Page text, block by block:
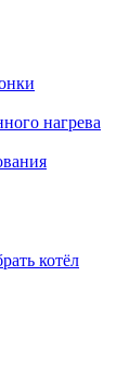
нагрева
котёл